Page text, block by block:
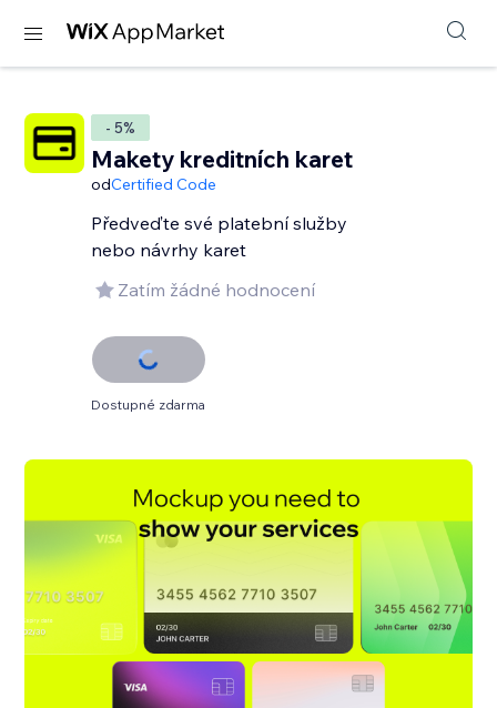
- 5%
Makety kreditních karet
odCertified Code
Předveďte své platební služby
nebo návrhy karet
Zatím žádné hodnocení
Dostupné zdarma